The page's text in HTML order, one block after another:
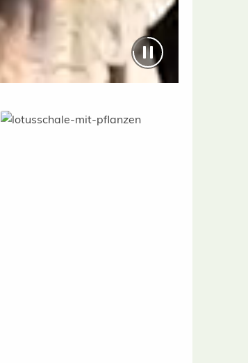
Garten &amp; Deko Artikel